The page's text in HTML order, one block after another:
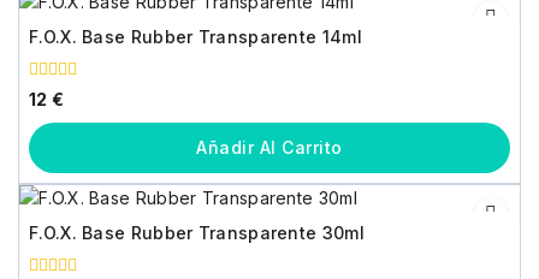
F.O.X. Base Rubber Transparente 14ml
0
fuera
de
5
12 €
Añadir Al Carrito
F.O.X. Base Rubber Transparente 30ml